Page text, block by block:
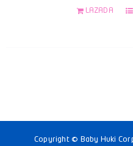
LAZADA
Copyright © Baby Huki